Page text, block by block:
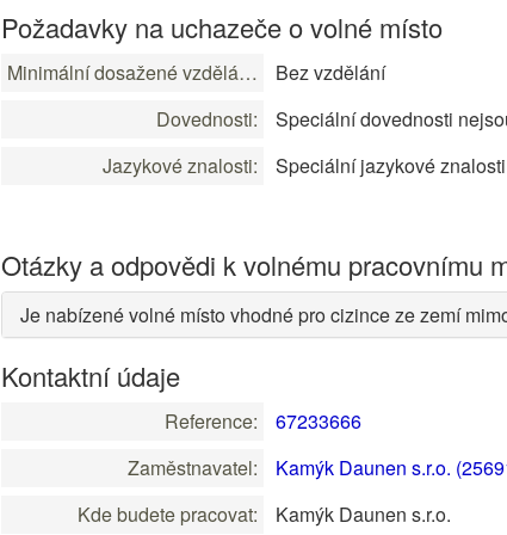
Požadavky na uchazeče o volné místo
Minimální dosažené vzdělání:
Bez vzdělání
Dovednosti:
Speciální dovednosti
Jazykové znalosti:
Speciální jazykové
Otázky a odpovědi k volnému pracovnímu
Je nabízené volné místo vhodné pro cizince ze zemí
Kontaktní údaje
Reference:
67233666
Zaměstnavatel:
Kamýk Daunen s.r.o.
Kde budete pracovat:
Kamýk Daunen s.r.o.